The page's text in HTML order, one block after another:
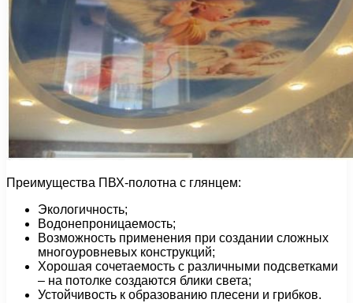
Преимущества ПВХ-полотна с глянцем:
Экологичность;
Водонепроницаемость;
Возможность применения при создании сложных
многоуровневых конструкций;
Хорошая сочетаемость с различными подсветками
– на потолке создаются блики света;
Устойчивость к образованию плесени и грибков.